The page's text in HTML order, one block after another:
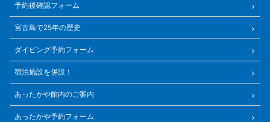
予約後確認フォーム
宮古島で25年の歴史
ダイビング予約フォーム
宿泊施設を併設！
あったかや館内のご案内
あったかや予約フォーム